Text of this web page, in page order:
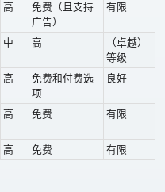
高
免费（且支持
广告）
有限
中 高
（卓越）
等级
高
免费和付费选
项
良好
高 免费 有限
高 免费 有限